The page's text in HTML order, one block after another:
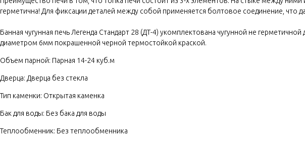
герметична! Для фиксации деталей между собой применяется болтовое соединение, что
Банная чугунная печь Легенда Стандарт 28 (ДТ-4) укомплектована чугунной не
диаметром 6мм покрашенной черной термостойкой краской.
Объем парной: Парная 14-24 куб.м
Дверца: Дверца без стекла
Тип каменки: Открытая каменка
Бак для воды: Без бака для воды
Теплообменник: Без теплообменника